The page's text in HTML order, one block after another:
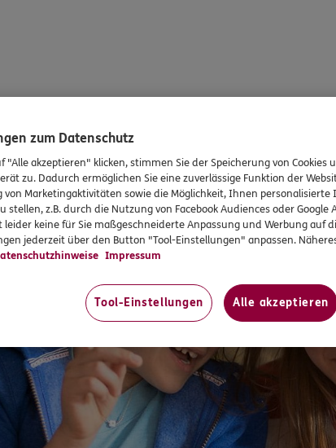
zum Datenschutz
"Alle akzeptieren" klicken, stimmen Sie der Speicherung von Cookies
zu. Dadurch ermöglichen Sie eine zuverlässige Funktion der
von Marketingaktivitäten sowie die Möglichkeit, Ihnen
stellen, z.B. durch die Nutzung von Facebook Audiences oder Google
leider keine für Sie maßgeschneiderte Anpassung und Werbung auf
jederzeit über den Button "Tool-Einstellungen" anpassen.
Impressum
Tool-Einstellungen Alle akzeptieren